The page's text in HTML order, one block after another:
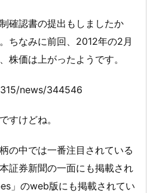
確認書の提出もしましたか
ちなみに前回、2012年の2月
株価は上がったようです。
news/344546
すけどね。
の中では一番注目されている
証券新聞の一面にも掲載され
」のweb版にも掲載されてい